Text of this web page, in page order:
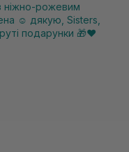
ніжно-рожевим
☺️ дякую, Sisters,
подарунки 🎁❤️